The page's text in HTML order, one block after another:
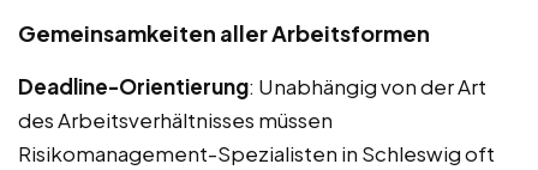
Gemeinsamkeiten aller Arbeitsformen
Deadline-Orientierung: Unabhängig von der Art
des Arbeitsverhältnisses müssen
Risikomanagement-Spezialisten in Schleswig oft